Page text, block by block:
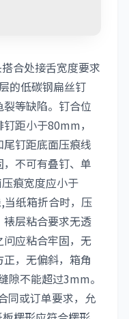
合处接舌宽度要求
的低碳钢扁丝钉
等缺陷。钉合位
距小于80mm，
钉距底面压痕线
不可有叠钉、单
压痕宽度应小于
纸箱折合时，压
层粘合要求无透
应粘合牢固，无
，无偏斜，箱角
隙不能超过3mm。
同或订单要求，允